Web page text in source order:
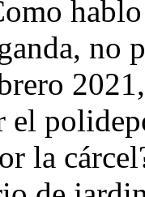
no
el
la